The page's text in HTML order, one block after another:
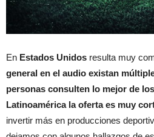
En Estados Unidos resulta muy
general en el audio existan
personas consulten lo mejor de
Latinoamérica la oferta es muy
invertir más en producciones